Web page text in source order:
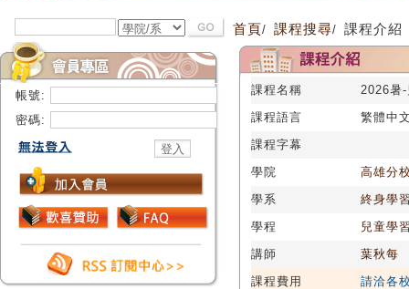
帳號:
密碼:
首頁/ 課程搜尋/ 課程介紹
課程名稱
2026暑
課程語言
繁體中
課程字幕
學院
高雄分
學系
終身學
學程
兒童學
講師
葉秋每
課程費用
請洽各